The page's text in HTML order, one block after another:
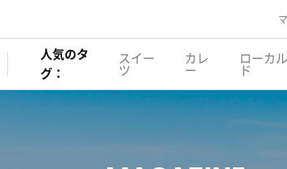
人気のタ
グ：
スイー
ツ
カレ
ー
ローカ
ド